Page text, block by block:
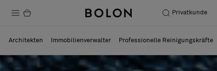
Privatkunde
Produkte
Projekte
Architekten Immobilienverwalter Professionelle Reinigungskräfte